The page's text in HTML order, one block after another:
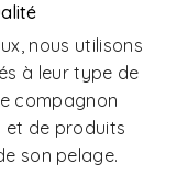
nous utilisons
à leur type de
compagnon
et de produits
son pelage.